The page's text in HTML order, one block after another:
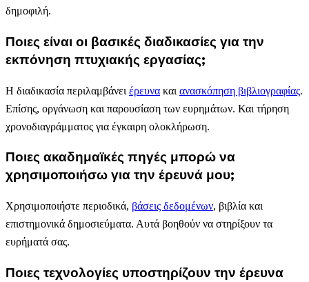
δημοφιλή.
Ποιες είναι οι βασικές διαδικασίες για την
εκπόνηση πτυχιακής εργασίας;
Η διαδικασία περιλαμβάνει έρευνα και ανασκόπηση βιβλιογραφίας.
Επίσης, οργάνωση και παρουσίαση των ευρημάτων. Και τήρηση
χρονοδιαγράμματος για έγκαιρη ολοκλήρωση.
Ποιες ακαδημαϊκές πηγές μπορώ να
χρησιμοποιήσω για την έρευνά μου;
Χρησιμοποιήστε περιοδικά, βάσεις δεδομένων, βιβλία και
επιστημονικά δημοσιεύματα. Αυτά βοηθούν να στηρίξουν τα
ευρήματά σας.
Ποιες τεχνολογίες υποστηρίζουν την έρευνα